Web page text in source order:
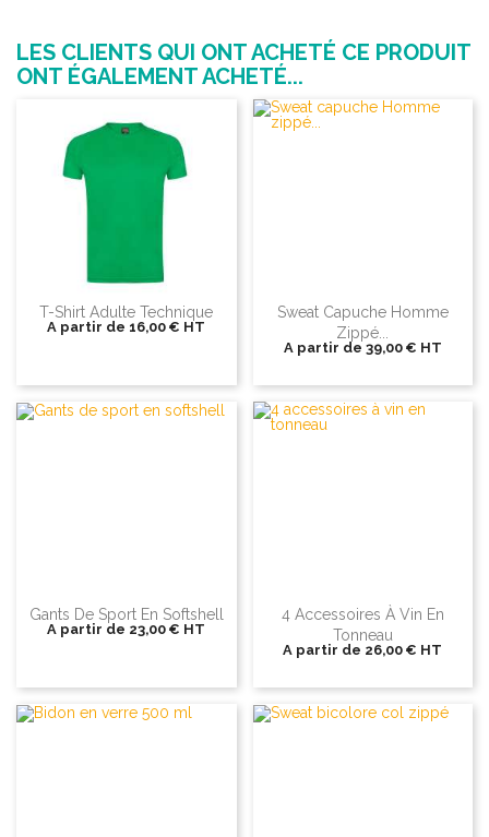
LES CLIENTS QUI ONT ACHETÉ CE PRODUIT
ONT ÉGALEMENT ACHETÉ...
T-Shirt Adulte Technique
A partir de 16,00 € HT
Sweat Capuche Homme
Zippé...
A partir de 39,00 € HT
Gants De Sport En Softshell
A partir de 23,00 € HT
4 Accessoires À Vin En
Tonneau
A partir de 26,00 € HT